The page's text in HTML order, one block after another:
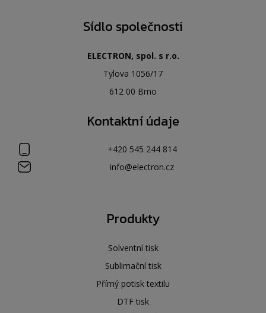
Sídlo společnosti
ELECTRON, spol. s r.o.
Tylova 1056/17
612 00 Brno
Kontaktní údaje
+420 545 244 814
info@electron.cz
Produkty
Solventní tisk
Sublimační tisk
Přímý potisk textilu
DTF tisk